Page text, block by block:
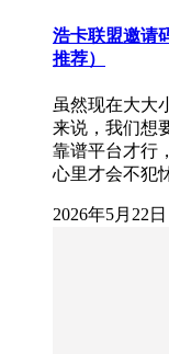
浩卡联盟邀请
推荐）
虽然现在大大
来说，我们想
靠谱平台才行
心里才会不犯
2026年5月22日